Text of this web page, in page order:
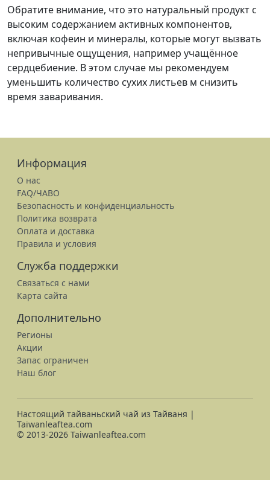
Обратите внимание, что это натуральный продукт с
высоким содержанием активных компонентов,
включая кофеин и минералы, которые могут вызвать
непривычные ощущения, например учащённое
сердцебиение. В этом случае мы рекомендуем
уменьшить количество сухих листьев м снизить
время заваривания.
Информация
О нас
FAQ/ЧАВО
Безопасность и конфиденциальность
Политика возврата
Оплата и доставка
Правила и условия
Служба поддержки
Связаться с нами
Карта сайта
Дополнительно
Регионы
Акции
Запас ограничен
Наш блог
Настоящий тайваньский чай из Тайваня |
Taiwanleaftea.com
© 2013-2026 Taiwanleaftea.com